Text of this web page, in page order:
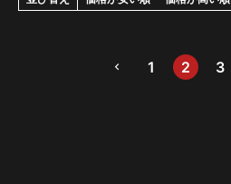
1
2 3